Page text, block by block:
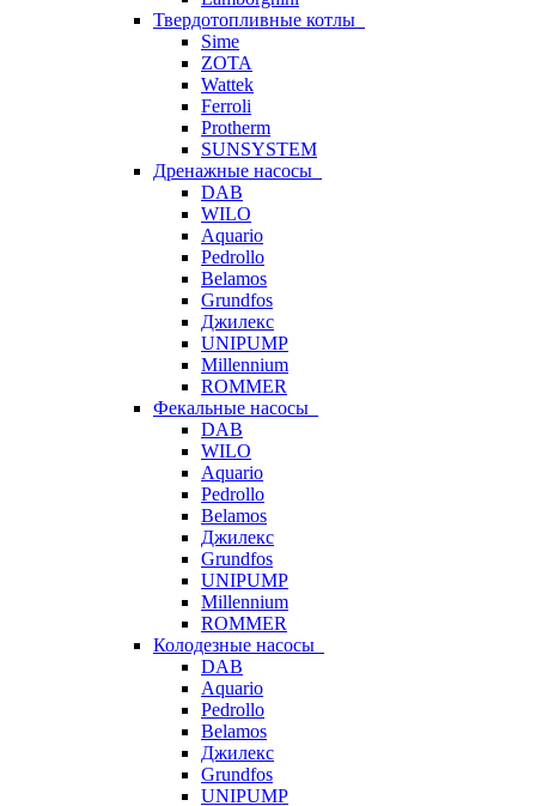
Твердотопливные котлы
Sime
ZOTA
Wattek
Ferroli
Protherm
SUNSYSTEM
Дренажные насосы
DAB
WILO
Aquario
Pedrollo
Belamos
Grundfos
Джилекс
UNIPUMP
Millennium
ROMMER
Фекальные насосы
DAB
WILO
Aquario
Pedrollo
Belamos
Джилекс
Grundfos
UNIPUMP
Millennium
ROMMER
Колодезные насосы
DAB
Aquario
Pedrollo
Belamos
Джилекс
Grundfos
UNIPUMP